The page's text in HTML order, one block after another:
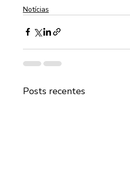
Notícias
Posts recentes